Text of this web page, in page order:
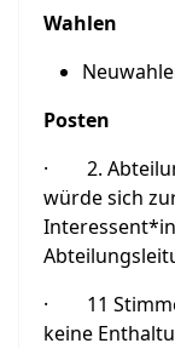
Wahlen
Posten
· 2.
würde sich
· 11
keine